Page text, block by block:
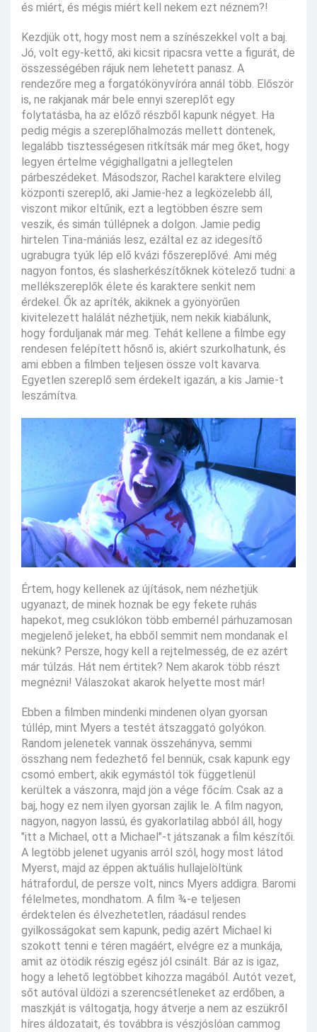
és miért, és mégis miért kell nekem ezt néznem?!
Kezdjük ott, hogy most nem a színészekkel volt a baj.
Jó, volt egy-kettő, aki kicsit ripacsra vette a figurát, de
összességében rájuk nem lehetett panasz. A
rendezőre meg a forgatókönyvíróra annál több. Először
is, ne rakjanak már bele ennyi szereplőt egy
folytatásba, ha az előző részből kapunk négyet. Ha
pedig mégis a szereplőhalmozás mellett döntenek,
legalább tisztességesen ritkítsák már meg őket, hogy
legyen értelme végighallgatni a jellegtelen
párbeszédeket. Másodszor, Rachel karaktere elvileg
központi szereplő, aki Jamie-hez a legközelebb áll,
viszont mikor eltűnik, ezt a legtöbben észre sem
veszik, és simán túllépnek a dolgon. Jamie pedig
hirtelen Tina-mániás lesz, ezáltal ez az idegesítő
ugrabugra tyúk lép elő kvázi főszereplővé. Ami még
nagyon fontos, és slasherkészítőknek kötelező tudni: a
mellékszereplők élete és karaktere senkit nem
érdekel. Ők az apríték, akiknek a gyönyörűen
kivitelezett halálát nézhetjük, nem nekik kiabálunk,
hogy forduljanak már meg. Tehát kellene a filmbe egy
rendesen felépített hősnő is, akiért szurkolhatunk, és
ami ebben a filmben teljesen össze volt kavarva.
Egyetlen szereplő sem érdekelt igazán, a kis Jamie-t
leszámítva.
Értem, hogy kellenek az újítások, nem nézhetjük
ugyanazt, de minek hoznak be egy fekete ruhás
hapekot, meg csuklókon több embernél párhuzamosan
megjelenő jeleket, ha ebből semmit nem mondanak el
nekünk? Persze, hogy kell a rejtelmesség, de ez azért
már túlzás. Hát nem értitek? Nem akarok több részt
megnézni! Válaszokat akarok helyette most már!
Ebben a filmben mindenki mindenen olyan gyorsan
túllép, mint Myers a testét átszaggató golyókon.
Random jelenetek vannak összehányva, semmi
összhang nem fedezhető fel bennük, csak kapunk egy
csomó embert, akik egymástól tök függetlenül
kerültek a vászonra, majd jön a vége főcím. Csak az a
baj, hogy ez nem ilyen gyorsan zajlik le. A film nagyon,
nagyon, nagyon lassú, és gyakorlatilag abból áll, hogy
"itt a Michael, ott a Michael"-t játszanak a film készítői.
A legtöbb jelenet ugyanis arról szól, hogy most látod
Myerst, majd az éppen aktuális hullajelöltünk
hátrafordul, de persze volt, nincs Myers addigra. Baromi
félelmetes, mondhatom. A film ¾-e teljesen
érdektelen és élvezhetetlen, ráadásul rendes
gyilkosságokat sem kapunk, pedig azért Michael ki
szokott tenni e téren magáért, elvégre ez a munkája,
amit az ötödik részig egész jól csinált. Bár az is igaz,
hogy a lehető legtöbbet kihozza magából. Autót vezet,
sőt autóval üldözi a szerencsétleneket az erdőben, a
maszkját is váltogatja, hogy átverje a nem az eszükről
híres áldozatait, és továbbra is vészjóslóan cammog